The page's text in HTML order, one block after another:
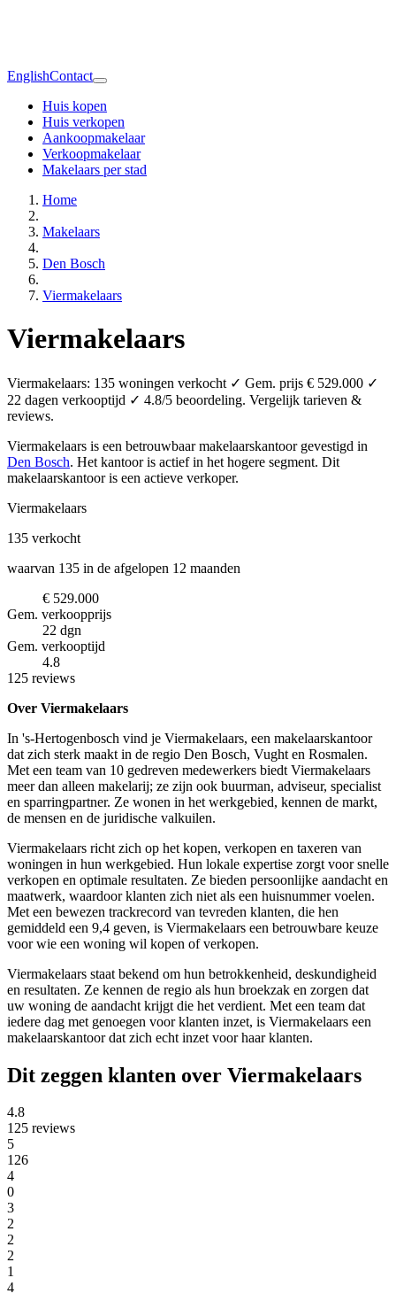
EnglishContact
Huis kopen
Huis verkopen
Aankoopmakelaar
Verkoopmakelaar
Makelaars per stad
Home
Makelaars
Den Bosch
Viermakelaars
Viermakelaars
Viermakelaars: 135 woningen verkocht ✓ Gem. prijs € 529.000 ✓
22 dagen verkooptijd ✓ 4.8/5 beoordeling. Vergelijk tarieven &
reviews.
Viermakelaars is een betrouwbaar makelaarskantoor gevestigd in
Den Bosch. Het kantoor is actief in het hogere segment. Dit
makelaarskantoor is een actieve verkoper.
Viermakelaars
135 verkocht
waarvan 135 in de afgelopen 12 maanden
€ 529.000
Gem. verkoopprijs
22 dgn
Gem. verkooptijd
4.8
125 reviews
Over Viermakelaars
In 's-Hertogenbosch vind je Viermakelaars, een makelaarskantoor
dat zich sterk maakt in de regio Den Bosch, Vught en Rosmalen.
Met een team van 10 gedreven medewerkers biedt Viermakelaars
meer dan alleen makelarij; ze zijn ook buurman, adviseur, specialist
en sparringpartner. Ze wonen in het werkgebied, kennen de markt,
de mensen en de juridische valkuilen.
Viermakelaars richt zich op het kopen, verkopen en taxeren van
woningen in hun werkgebied. Hun lokale expertise zorgt voor snelle
verkopen en optimale resultaten. Ze bieden persoonlijke aandacht en
maatwerk, waardoor klanten zich niet als een huisnummer voelen.
Met een bewezen trackrecord van tevreden klanten, die hen
gemiddeld een 9,4 geven, is Viermakelaars een betrouwbare keuze
voor wie een woning wil kopen of verkopen.
Viermakelaars staat bekend om hun betrokkenheid, deskundigheid
en resultaten. Ze kennen de regio als hun broekzak en zorgen dat
uw woning de aandacht krijgt die het verdient. Met een team dat
iedere dag met genoegen voor klanten inzet, is Viermakelaars een
makelaarskantoor dat zich echt inzet voor haar klanten.
Dit zeggen klanten over Viermakelaars
4.8
125 reviews
5
126
4
0
3
2
2
2
1
4